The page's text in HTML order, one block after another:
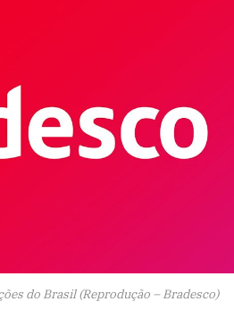
do Brasil (Reprodução – Bradesco)